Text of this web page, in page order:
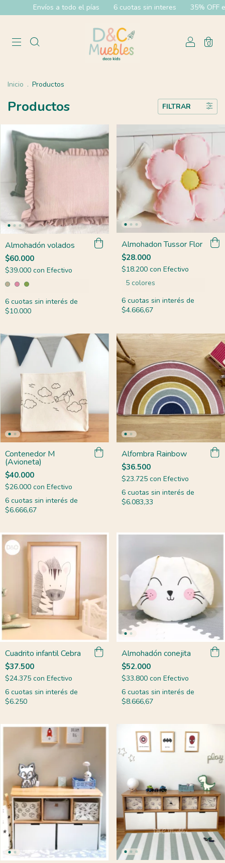
Envíos a todo el pías 6 cuotas sin interes 35% OFF
0
Inicio . Productos
Productos FILTRAR
Almohadón volados
$60.000
$39.000 con Efectivo
6 cuotas sin interés de
$10.000
Almohadon Tussor Flor
$28.000
$18.200 con Efectivo
5 colores
6 cuotas sin interés de
$4.666,67
Contenedor M
(Avioneta)
$40.000
$26.000 con Efectivo
6 cuotas sin interés de
$6.666,67
Alfombra Rainbow
$36.500
$23.725 con Efectivo
6 cuotas sin interés de
$6.083,33
Cuadrito infantil Cebra
$37.500
$24.375 con Efectivo
6 cuotas sin interés de
$6.250
Almohadón conejita
$52.000
$33.800 con Efectivo
6 cuotas sin interés de
$8.666,67